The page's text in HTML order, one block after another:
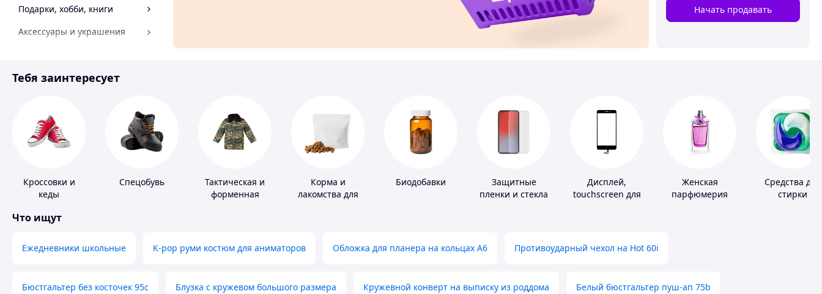
Подарки, хобби, книги
Аксессуары и украшения
Спорт и отдых
Начать продавать
Тебя заинтересует
Кроссовки и
кеды
Спецобувь
Тактическая и
форменная
Корма и
лакомства для
Биодобавки
Защитные
пленки и стекла
Дисплей,
touchscreen для
Женская
парфюмерия
Средства для
стирки
Что ищут
Ежедневники школьные K-pop руми костюм для аниматоров Обложка для планера на кольцах А6 Противоударный чехол на Hot 60i
Бюстгальтер без косточек 95с Блузка с кружевом большого размера Кружевной конверт на выписку из роддома Белый бюстгальтер пуш-ап 75b